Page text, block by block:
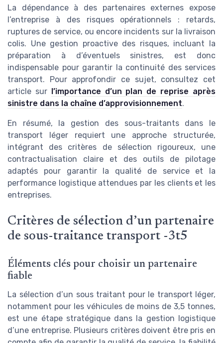
La dépendance à des partenaires externes expose
l’entreprise à des risques opérationnels : retards,
ruptures de service, ou encore incidents sur la livraison
colis. Une gestion proactive des risques, incluant la
préparation à d’éventuels sinistres, est donc
indispensable pour garantir la continuité des services
transport. Pour approfondir ce sujet, consultez cet
article sur
l’importance d’un plan de reprise après
sinistre dans la chaîne d’approvisionnement.
En résumé, la gestion des sous-traitants dans le
transport léger requiert une approche structurée,
intégrant des critères de sélection rigoureux, une
contractualisation claire et des outils de pilotage
adaptés pour garantir la qualité de service et la
performance logistique attendues par les clients et les
entreprises.
Critères de sélection d’un partenaire
de sous-traitance transport -3t5
Éléments clés pour choisir un partenaire
fiable
La sélection d’un sous traitant pour le transport léger,
notamment pour les véhicules de moins de 3,5 tonnes,
est une étape stratégique dans la gestion logistique
d’une entreprise. Plusieurs critères doivent être pris en